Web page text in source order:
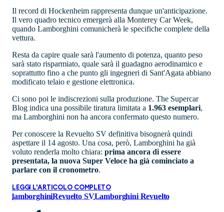
Il record di Hockenheim rappresenta dunque un'anticipazione.
Il vero quadro tecnico emergerà alla Monterey Car Week,
quando Lamborghini comunicherà le specifiche complete della
vettura.
Resta da capire quale sarà l'aumento di potenza, quanto peso
sarà stato risparmiato, quale sarà il guadagno aerodinamico e
soprattutto fino a che punto gli ingegneri di Sant'Agata abbiano
modificato telaio e gestione elettronica.
Ci sono poi le indiscrezioni sulla produzione. The Supercar
Blog indica una possibile tiratura limitata a 1.963 esemplari,
ma Lamborghini non ha ancora confermato questo numero.
Per conoscere la Revuelto SV definitiva bisognerà quindi
aspettare il 14 agosto. Una cosa, però, Lamborghini ha già
voluto renderla molto chiara: prima ancora di essere
presentata, la nuova Super Veloce ha già cominciato a
parlare con il cronometro.
LEGGI L'ARTICOLO COMPLETO
lamborghiniRevuelto SVLamborghini Revuelto